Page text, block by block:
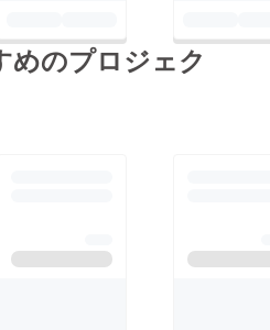
めのプロジェク